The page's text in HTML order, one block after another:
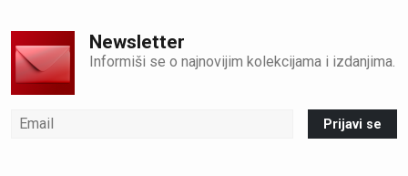
Newsletter
Informiši se o najnovijim kolekcijama i izdanjima.
Prijavi se